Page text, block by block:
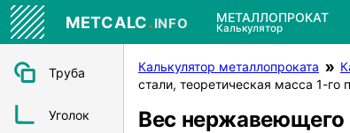
METCALC.INFO МЕТАЛЛОПРОКАТ
Калькулятор
Труба
Уголок
Калькулятор металлопроката
стали, теоретическая масса 1-
Вес нержавеющего